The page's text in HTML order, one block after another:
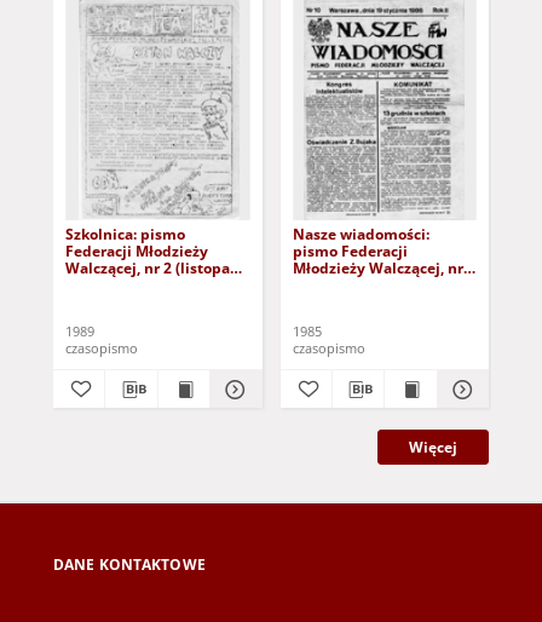
Szkolnica: pismo
Federacji Młodzieży
Walczącej, nr 2 (listopad
1989
czasopismo
Nasze wiadomości:
pismo Federacji
Młodzieży Walczącej, nr 1
1985
czasopismo
Więcej
DANE KONTAKTOWE